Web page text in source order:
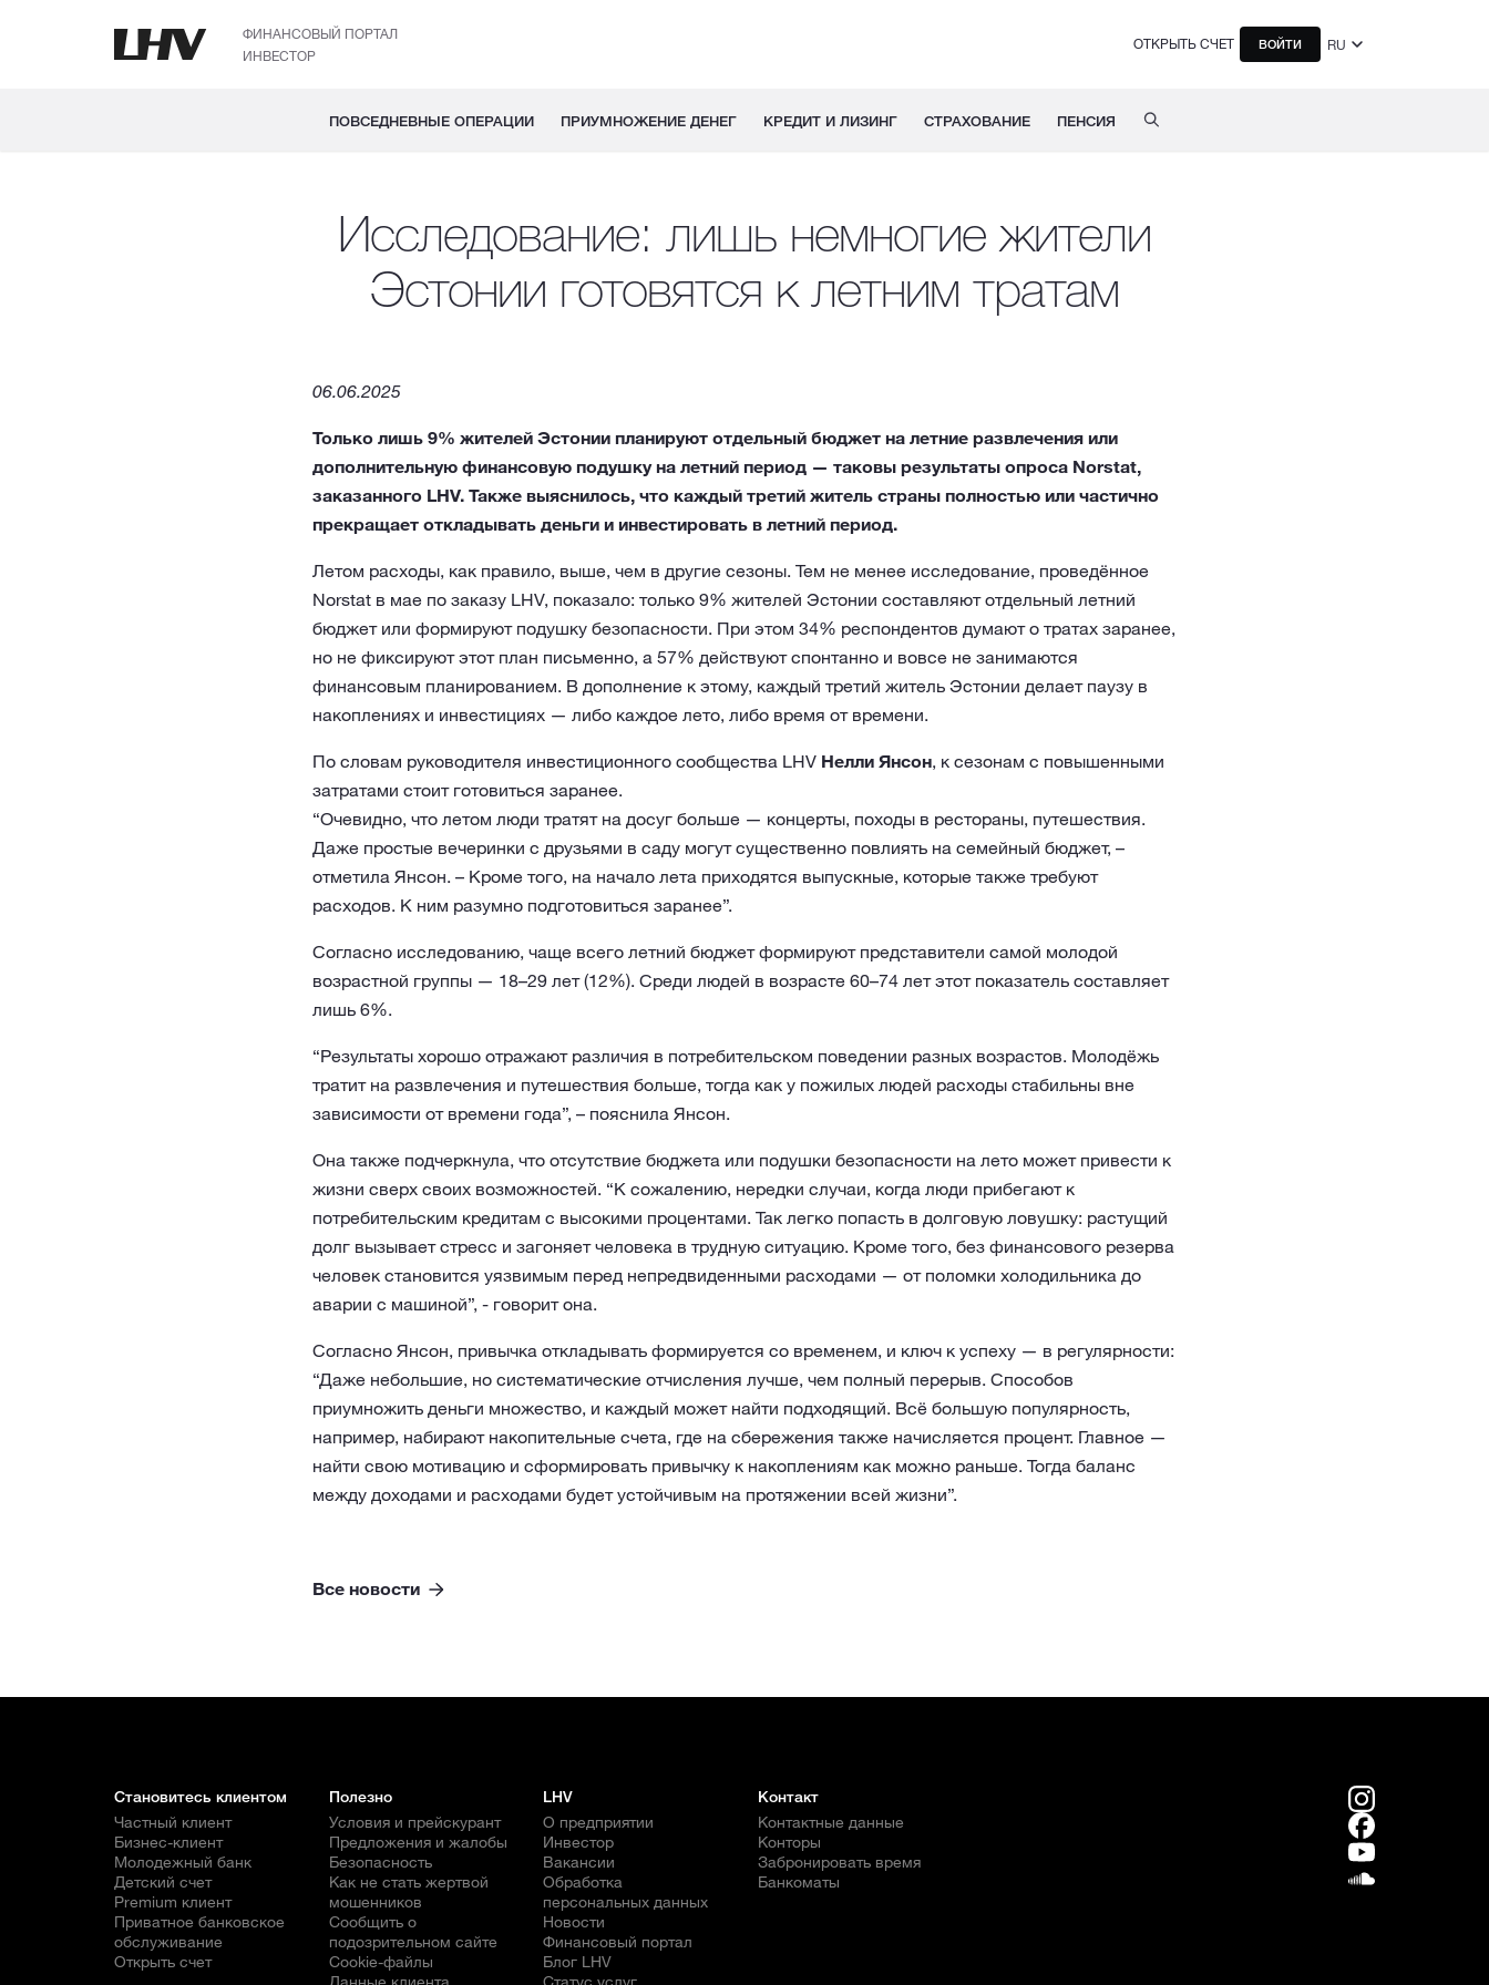
ФИНАНСОВЫЙ ПОРТАЛ
ИНВЕСТОР
ОТКРЫТЬ СЧЕТ ВОЙТИ RU
ПОВСЕДНЕВНЫЕ ОПЕРАЦИИ ПРИУМНОЖЕНИЕ ДЕНЕГ КРЕДИТ И ЛИЗИНГ СТРАХОВАНИЕ ПЕНСИЯ
Исследование: лишь немногие жители
Эстонии готовятся к летним тратам
06.06.2025
Только лишь 9% жителей Эстонии планируют отдельный бюджет на летние развлечения или
дополнительную финансовую подушку на летний период — таковы результаты опроса Norstat,
заказанного LHV. Также выяснилось, что каждый третий житель страны полностью или частично
прекращает откладывать деньги и инвестировать в летний период.
Летом расходы, как правило, выше, чем в другие сезоны. Тем не менее исследование, проведённое
Norstat в мае по заказу LHV, показало: только 9% жителей Эстонии составляют отдельный летний
бюджет или формируют подушку безопасности. При этом 34% респондентов думают о тратах заранее,
но не фиксируют этот план письменно, а 57% действуют спонтанно и вовсе не занимаются
финансовым планированием. В дополнение к этому, каждый третий житель Эстонии делает паузу в
накоплениях и инвестициях — либо каждое лето, либо время от времени.
По словам руководителя инвестиционного сообщества LHV Нелли Янсон, к сезонам с повышенными
затратами стоит готовиться заранее.
“Очевидно, что летом люди тратят на досуг больше — концерты, походы в рестораны, путешествия.
Даже простые вечеринки с друзьями в саду могут существенно повлиять на семейный бюджет, –
отметила Янсон. – Кроме того, на начало лета приходятся выпускные, которые также требуют
расходов. К ним разумно подготовиться заранее”.
Согласно исследованию, чаще всего летний бюджет формируют представители самой молодой
возрастной группы — 18–29 лет (12%). Среди людей в возрасте 60–74 лет этот показатель составляет
лишь 6%.
“Результаты хорошо отражают различия в потребительском поведении разных возрастов. Молодёжь
тратит на развлечения и путешествия больше, тогда как у пожилых людей расходы стабильны вне
зависимости от времени года”, – пояснила Янсон.
Она также подчеркнула, что отсутствие бюджета или подушки безопасности на лето может привести к
жизни сверх своих возможностей. “К сожалению, нередки случаи, когда люди прибегают к
потребительским кредитам с высокими процентами. Так легко попасть в долговую ловушку: растущий
долг вызывает стресс и загоняет человека в трудную ситуацию. Кроме того, без финансового резерва
человек становится уязвимым перед непредвиденными расходами — от поломки холодильника до
аварии с машиной”, - говорит она.
Согласно Янсон, привычка откладывать формируется со временем, и ключ к успеху — в регулярности:
“Даже небольшие, но систематические отчисления лучше, чем полный перерыв. Способов
приумножить деньги множество, и каждый может найти подходящий. Всё большую популярность,
например, набирают накопительные счета, где на сбережения также начисляется процент. Главное —
найти свою мотивацию и сформировать привычку к накоплениям как можно раньше. Тогда баланс
между доходами и расходами будет устойчивым на протяжении всей жизни”.
Все новости
Становитесь клиентом
Частный клиент
Бизнес-клиент
Молодежный банк
Детский счет
Premium клиент
Приватное банковское
обслуживание
Открыть счет
Полезно
Условия и прейскурант
Предложения и жалобы
Безопасность
Как не стать жертвой
мошенников
Сообщить о
подозрительном сайте
Cookie-файлы
LHV
О предприятии
Инвестор
Вакансии
Обработка
персональных данных
Новости
Финансовый портал
Блог LHV
Контакт
Контактные данные
Конторы
Забронировать время
Банкоматы